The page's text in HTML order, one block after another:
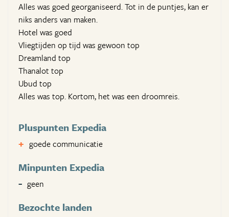
Alles was goed georganiseerd. Tot in de puntjes, kan er
niks anders van maken.
Hotel was goed
Vliegtijden op tijd was gewoon top
Dreamland top
Thanalot top
Ubud top
Alles was top. Kortom, het was een droomreis.
Pluspunten Expedia
goede communicatie
Minpunten Expedia
geen
Bezochte landen